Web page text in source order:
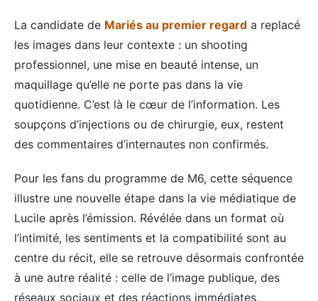
La candidate de Mariés au premier regard a replacé
les images dans leur contexte : un shooting
professionnel, une mise en beauté intense, un
maquillage qu’elle ne porte pas dans la vie
quotidienne. C’est là le cœur de l’information. Les
soupçons d’injections ou de chirurgie, eux, restent
des commentaires d’internautes non confirmés.
Pour les fans du programme de M6, cette séquence
illustre une nouvelle étape dans la vie médiatique de
Lucile après l’émission. Révélée dans un format où
l’intimité, les sentiments et la compatibilité sont au
centre du récit, elle se retrouve désormais confrontée
à une autre réalité : celle de l’image publique, des
réseaux sociaux et des réactions immédiates.